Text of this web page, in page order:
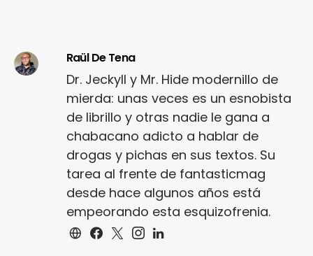
Raül De Tena
Dr. Jeckyll y Mr. Hide modernillo de
mierda: unas veces es un esnobista
de librillo y otras nadie le gana a
chabacano adicto a hablar de
drogas y pichas en sus textos. Su
tarea al frente de fantasticmag
desde hace algunos años está
empeorando esta esquizofrenia.